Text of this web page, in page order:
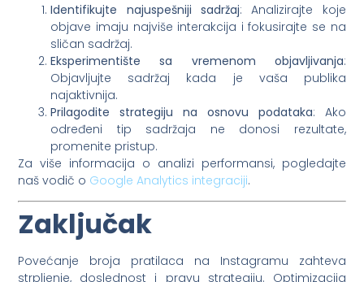
Identifikujte najuspešniji sadržaj: Analizirajte koje
objave imaju najviše interakcija i fokusirajte se na
sličan sadržaj.
Eksperimentište sa vremenom objavljivanja:
Objavljujte sadržaj kada je vaša publika
najaktivnija.
Prilagodite strategiju na osnovu podataka: Ako
određeni tip sadržaja ne donosi rezultate,
promenite pristup.
Za više informacija o analizi performansi, pogledajte
naš vodič o Google Analytics integraciji.
Zaključak
Povećanje broja pratilaca na Instagramu zahteva
strpljenje, doslednost i pravu strategiju. Optimizacija